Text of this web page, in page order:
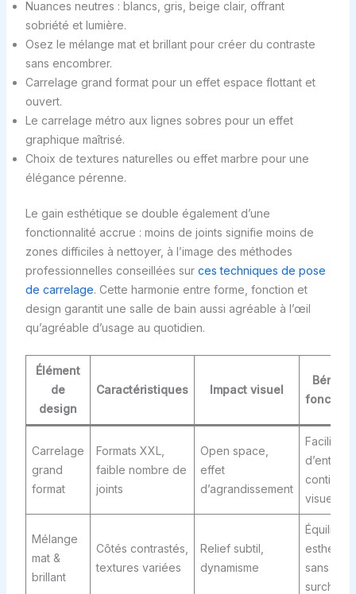
Nuances neutres : blancs, gris, beige clair, offrant
sobriété et lumière.
Osez le mélange mat et brillant pour créer du contraste
sans encombrer.
Carrelage grand format pour un effet espace flottant et
ouvert.
Le carrelage métro aux lignes sobres pour un effet
graphique maîtrisé.
Choix de textures naturelles ou effet marbre pour une
élégance pérenne.
Le gain esthétique se double également d’une
fonctionnalité accrue : moins de joints signifie moins de
zones difficiles à nettoyer, à l’image des méthodes
professionnelles conseillées sur ces techniques de pose
de carrelage. Cette harmonie entre forme, fonction et
design garantit une salle de bain aussi agréable à l’œil
qu’agréable d’usage au quotidien.
Élément
de
design
Caractéristiques Impact visuel
Carrelage
grand
format
Formats XXL,
faible nombre de
joints
Open space,
effet
d’agrandissement
Facilité
continuité
visuelle
Mélange
mat &
brillant
Côtés contrastés,
textures variées
Relief subtil,
dynamisme
Équilibre
sans